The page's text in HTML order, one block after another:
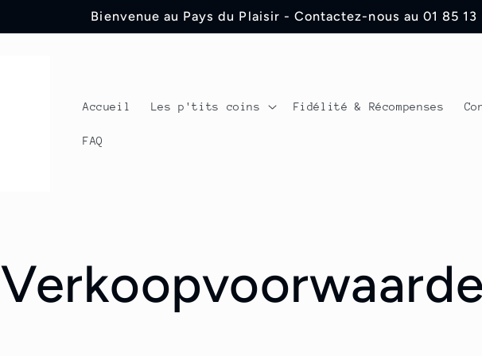
Bienvenue au Pays du Plaisir - Contactez-nous au 01 85 13
Accueil Les p'tits coins Fidélité & Récompenses
FAQ